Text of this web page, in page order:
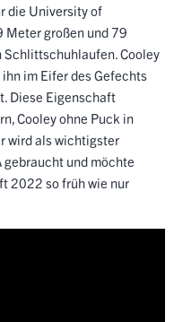
die University of
Meter großen und 79
Schlittschuhlaufen. Cooley
im Eifer des Gefechts
Diese Eigenschaft
Cooley ohne Puck in
wird als wichtigster
und möchte
2022 so früh wie nur